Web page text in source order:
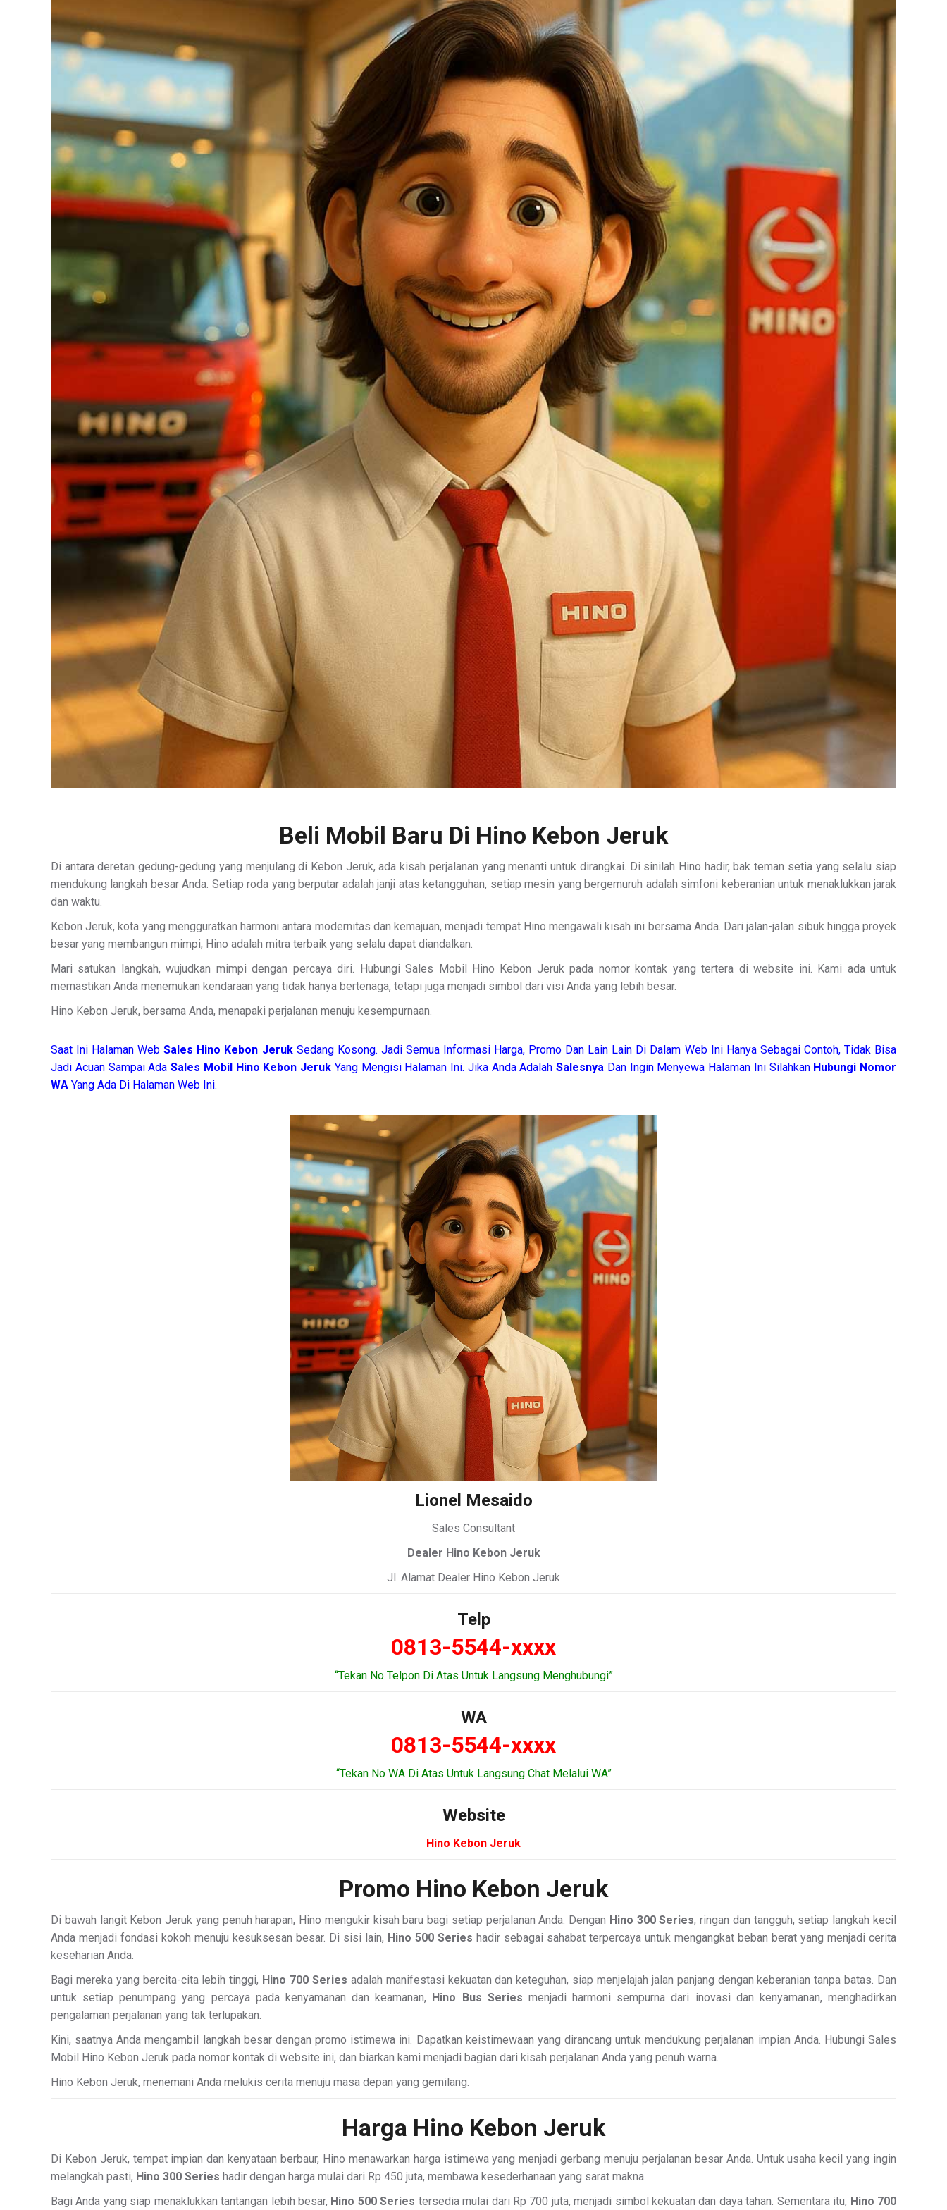
Beli Mobil Baru Di Hino Kebon Jeruk
Di antara deretan gedung-gedung yang menjulang di Kebon Jeruk, ada kisah perjalanan yang menanti untuk dirangkai. Di sinilah Hino hadir, bak teman setia yang selalu siap
mendukung langkah besar Anda. Setiap roda yang berputar adalah janji atas ketangguhan, setiap mesin yang bergemuruh adalah simfoni keberanian untuk menaklukkan jarak
dan waktu.
Kebon Jeruk, kota yang mengguratkan harmoni antara modernitas dan kemajuan, menjadi tempat Hino mengawali kisah ini bersama Anda. Dari jalan-jalan sibuk hingga proyek
besar yang membangun mimpi, Hino adalah mitra terbaik yang selalu dapat diandalkan.
Mari satukan langkah, wujudkan mimpi dengan percaya diri. Hubungi Sales Mobil Hino Kebon Jeruk pada nomor kontak yang tertera di website ini. Kami ada untuk
memastikan Anda menemukan kendaraan yang tidak hanya bertenaga, tetapi juga menjadi simbol dari visi Anda yang lebih besar.
Hino Kebon Jeruk, bersama Anda, menapaki perjalanan menuju kesempurnaan.
Saat Ini Halaman WebSales Hino Kebon Jeruk Sedang Kosong. Jadi Semua Informasi Harga, Promo Dan Lain Lain Di Dalam Web Ini Hanya Sebagai Contoh, Tidak Bisa
Jadi Acuan Sampai Ada Sales Mobil Hino Kebon Jeruk Yang Mengisi Halaman Ini. Jika Anda Adalah Salesnya Dan Ingin Menyewa Halaman Ini Silahkan Hubungi Nomor
WA Yang Ada Di Halaman Web Ini.
Lionel Mesaido
Sales Consultant
Dealer Hino Kebon Jeruk
Jl. Alamat Dealer Hino Kebon Jeruk
Telp
0813-5544-xxxx
“Tekan No Telpon Di Atas Untuk Langsung Menghubungi”
WA
0813-5544-xxxx
“Tekan No WA Di Atas Untuk Langsung Chat Melalui WA”
Website
Hino Kebon Jeruk
Promo Hino Kebon Jeruk
Di bawah langit Kebon Jeruk yang penuh harapan, Hino mengukir kisah baru bagi setiap perjalanan Anda. Dengan Hino 300 Series, ringan dan tangguh, setiap langkah kecil
Anda menjadi fondasi kokoh menuju kesuksesan besar. Di sisi lain, Hino 500 Series hadir sebagai sahabat terpercaya untuk mengangkat beban berat yang menjadi cerita
keseharian Anda.
Bagi mereka yang bercita-cita lebih tinggi, Hino 700 Series adalah manifestasi kekuatan dan keteguhan, siap menjelajah jalan panjang dengan keberanian tanpa batas. Dan
untuk setiap penumpang yang percaya pada kenyamanan dan keamanan, Hino Bus Series menjadi harmoni sempurna dari inovasi dan kenyamanan, menghadirkan
pengalaman perjalanan yang tak terlupakan.
Kini, saatnya Anda mengambil langkah besar dengan promo istimewa ini. Dapatkan keistimewaan yang dirancang untuk mendukung perjalanan impian Anda. Hubungi Sales
Mobil Hino Kebon Jeruk pada nomor kontak di website ini, dan biarkan kami menjadi bagian dari kisah perjalanan Anda yang penuh warna.
Hino Kebon Jeruk, menemani Anda melukis cerita menuju masa depan yang gemilang.
Harga Hino Kebon Jeruk
Di Kebon Jeruk, tempat impian dan kenyataan berbaur, Hino menawarkan harga istimewa yang menjadi gerbang menuju perjalanan besar Anda. Untuk usaha kecil yang ingin
melangkah pasti, Hino 300 Series hadir dengan harga mulai dari Rp 450 juta, membawa kesederhanaan yang sarat makna.
Bagi Anda yang siap menaklukkan tantangan lebih besar, Hino 500 Series tersedia mulai dari Rp 700 juta, menjadi simbol kekuatan dan daya tahan. Sementara itu, Hino 700